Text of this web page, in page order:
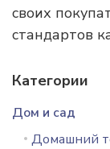
своих
стандартов
Категории
Дом и сад
Домашний